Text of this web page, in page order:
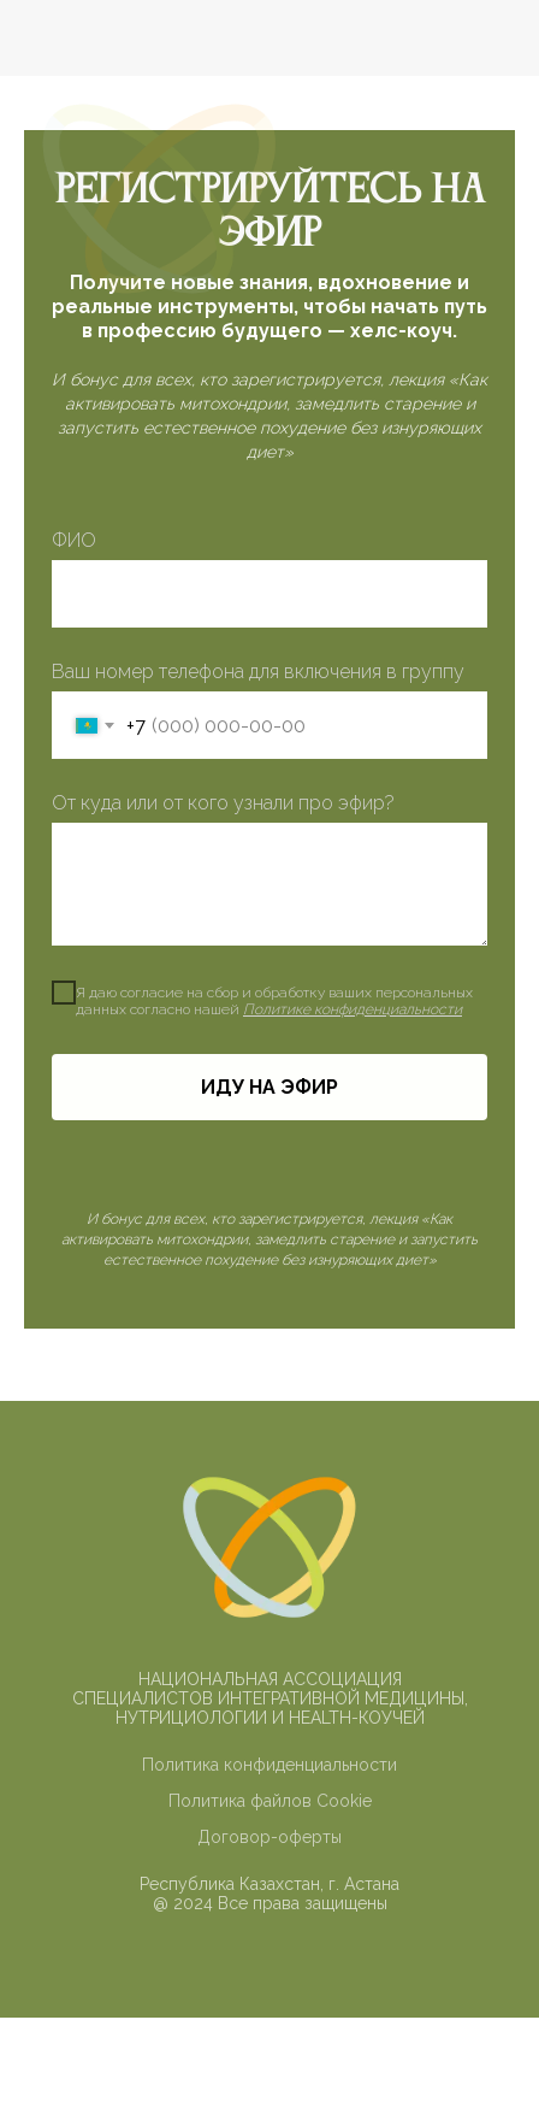
Регистрируйтесь на
эфир
Получите новые знания, вдохновение и
реальные инструменты, чтобы начать путь
в профессию будущего — хелс-коуч.
И бонус для всех, кто зарегистрируется, лекция «Как
активировать митохондрии, замедлить старение и
запустить естественное похудение без изнуряющих
диет»
ФИО
Ваш номер телефона для включения в группу
+7
От куда или от кого узнали про эфир?
Я даю согласие на сбор и обработку ваших персональных
данных согласно нашей Политике конфиденциальности
ИДУ НА ЭФИР
И бонус для всех, кто зарегистрируется, лекция «Как
активировать митохондрии, замедлить старение и запустить
естественное похудение без изнуряющих диет»
НАЦИОНАЛЬНАЯ АССОЦИАЦИЯ
СПЕЦИАЛИСТОВ ИНТЕГРАТИВНОЙ МЕДИЦИНЫ,
НУТРИЦИОЛОГИИ И HEALTH-КОУЧЕЙ
Политика конфиденциальности
Политика файлов Cookie
Договор-оферты
Республика Казахстан, г. Астана
@ 2024 Все права защищены